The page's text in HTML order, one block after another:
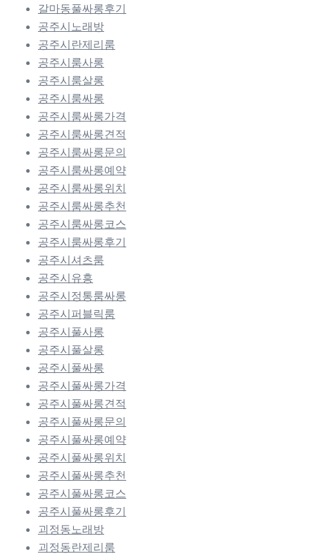
갈마동풀싸롱후기
공주시노래방
공주시란제리룸
공주시룸사롱
공주시룸살롱
공주시룸싸롱
공주시룸싸롱가격
공주시룸싸롱견적
공주시룸싸롱문의
공주시룸싸롱예약
공주시룸싸롱위치
공주시룸싸롱추천
공주시룸싸롱코스
공주시룸싸롱후기
공주시셔츠룸
공주시유흥
공주시정통룸싸롱
공주시퍼블릭룸
공주시풀사롱
공주시풀살롱
공주시풀싸롱
공주시풀싸롱가격
공주시풀싸롱견적
공주시풀싸롱문의
공주시풀싸롱예약
공주시풀싸롱위치
공주시풀싸롱추천
공주시풀싸롱코스
공주시풀싸롱후기
괴정동노래방
괴정동란제리룸